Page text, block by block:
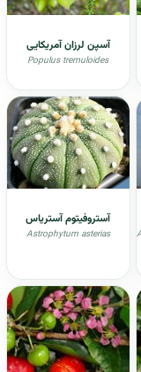
آسپن لرزان آمریکایی
Populus tremuloides
آستروفیتوم آستریاس
Astrophytum asterias